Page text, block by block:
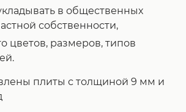
в общественных
собственности,
цветов, размеров, типов
плиты с толщиной 9 мм и